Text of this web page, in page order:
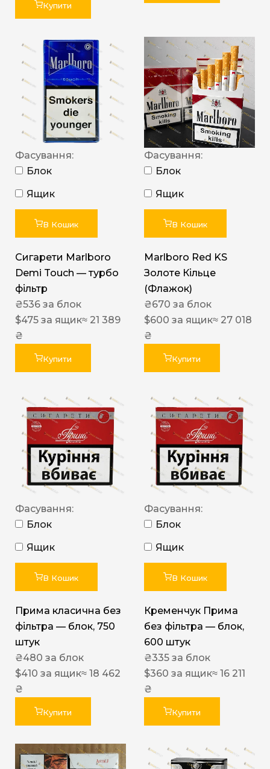
Купити
Фасування:
Блок
Ящик
В Кошик
Сигарети Marlboro
Demi Touch — турбо
фільтр
₴536 за блок
$475 за ящик≈ 21 389
₴
Купити
Фасування:
Блок
Ящик
В Кошик
Marlboro Red KS
Золоте Кільце
(Флажок)
₴670 за блок
$600 за ящик≈ 27 018
₴
Купити
Фасування:
Блок
Ящик
В Кошик
Прима класична без
фільтра — блок, 750
штук
₴480 за блок
$410 за ящик≈ 18 462
₴
Купити
Фасування:
Блок
Ящик
В Кошик
Кременчук Прима
без фільтра — блок,
600 штук
₴335 за блок
$360 за ящик≈ 16 211
₴
Купити